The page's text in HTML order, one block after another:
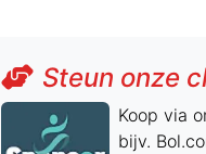
Steun onze
Koop via
bijv.